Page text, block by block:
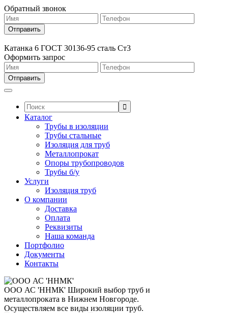
Обратный звонок
Катанка 6 ГОСТ 30136-95 сталь Ст3
Оформить запрос
Поиск:
Каталог
Трубы в изоляции
Трубы стальные
Изоляция для труб
Металлопрокат
Опоры трубопроводов
Трубы б/у
Услуги
Изоляция труб
О компании
Доставка
Оплата
Реквизиты
Наша команда
Портфолио
Документы
Контакты
ООО АС 'ННМК' Широкий выбор труб и
металлопроката в Нижнем Новгороде.
Осуществляем все виды изоляции труб.